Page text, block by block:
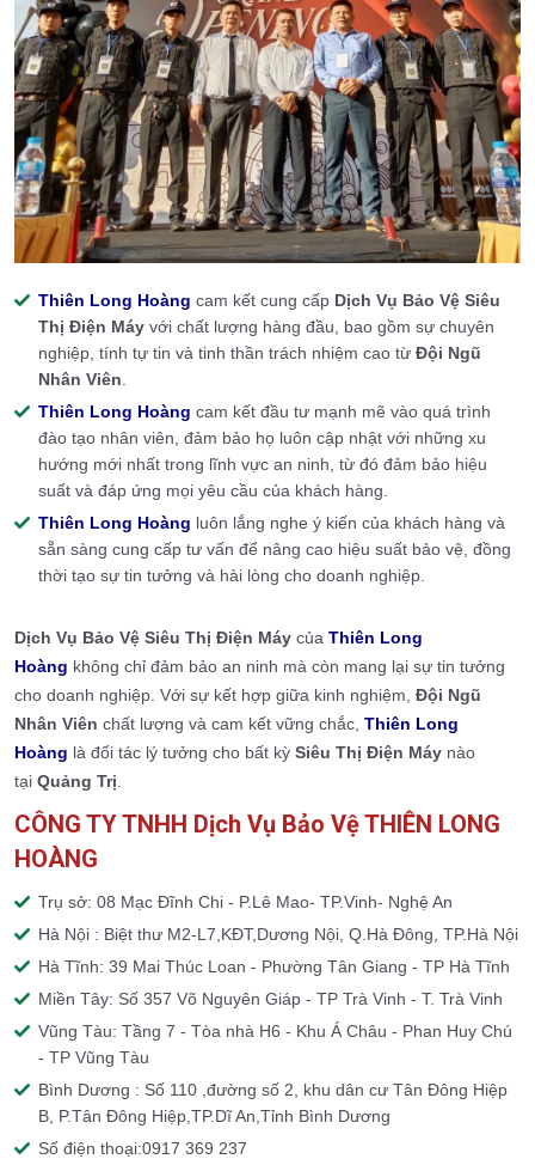
Thiên Long Hoàng cam kết cung cấp Dịch Vụ Bảo Vệ Siêu
Thị Điện Máy với chất lượng hàng đầu, bao gồm sự chuyên
nghiệp, tính tự tin và tinh thần trách nhiệm cao từ Đội Ngũ
Nhân Viên
Thiên Long Hoàng cam kết đầu tư mạnh mẽ vào quá trình
đào tạo nhân viên, đảm bảo họ luôn cập nhật với những xu
hướng mới nhất trong lĩnh vực an ninh, từ đó đảm bảo hiệu
suất và đáp ứng mọi yêu cầu của khách hàng.
Thiên Long Hoàng luôn lắng nghe ý kiến của khách hàng và
sẵn sàng cung cấp tư vấn để nâng cao hiệu suất bảo vệ, đồng
thời tạo sự tin tưởng và hài lòng cho doanh nghiệp.
Dịch Vụ Bảo Vệ Siêu Thị Điện Máy của Thiên Long
Hoàng không chỉ đảm bảo an ninh mà còn mang lại sự tin tưởng
cho doanh nghiệp. Với sự kết hợp giữa kinh nghiệm, Đội Ngũ
Nhân Viên chất lượng và cam kết vững chắc, Thiên Long
Hoàng là đối tác lý tưởng cho bất kỳ Siêu Thị Điện Máy nào
tại Quảng Trị
CÔNG TY TNHH Dịch Vụ Bảo Vệ THIÊN LONG
HOÀNG
Trụ sở: 08 Mạc Đĩnh Chi - P.Lê Mao- TP.Vinh- Nghệ An
Hà Nội : Biệt thư M2-L7,KĐT,Dương Nội, Q.Hà Đông, TP.Hà Nội
Hà Tĩnh: 39 Mai Thúc Loan - Phường Tân Giang - TP Hà Tĩnh
Miền Tây: Số 357 Võ Nguyên Giáp - TP Trà Vinh - T. Trà Vinh
Vũng Tàu: Tầng 7 - Tòa nhà H6 - Khu Á Châu - Phan Huy Chú
- TP Vũng Tàu
Bình Dương : Số 110 ,đường số 2, khu dân cư Tân Đông Hiệp
B, P.Tân Đông Hiệp,TP.Dĩ An,Tỉnh Bình Dương
Số điện thoại:0917 369 237